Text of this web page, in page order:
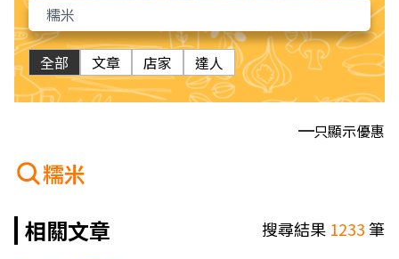
全部 文章 店家 達人
只顯示優惠
糯米
相關文章
搜尋結果 1233筆